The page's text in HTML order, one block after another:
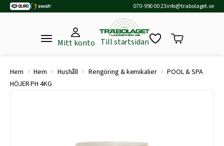
070-990 00 23info@trabolaget.se
Mitt konto Till startsidan
Hem › Hem › Hushåll › Rengöring & kemikalier › POOL & SPA
HÖJER PH 4KG